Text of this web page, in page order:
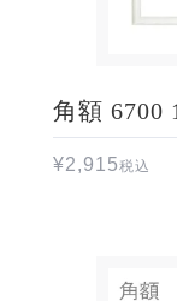
角額 6700
¥2,915税込